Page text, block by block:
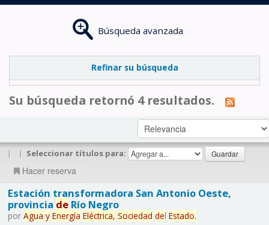
Búsqueda avanzada
Refinar su búsqueda
Su búsqueda retornó 4 resultados.
| | Seleccionar títulos para:
Hacer reserva
Estación transformadora San Antonio Oeste,
provincia deRío Negro
por Agua y Energía Eléctrica, Sociedad del Estado.